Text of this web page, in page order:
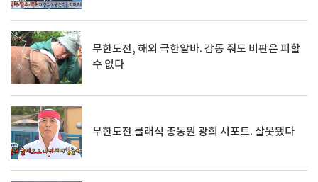
무한도전, 해외 극한알바. 감동 줘도 비판은 피할
수 없다
무한도전 클래식 총동원 광희 서포트. 잘못됐다